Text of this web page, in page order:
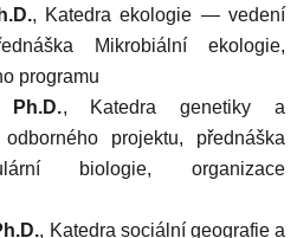
, Katedra ekologie — vedení
Mikrobiální ekologie,
programu
, Katedra genetiky a
projektu, přednáška
biologie, organizace
, Katedra sociální geografie a